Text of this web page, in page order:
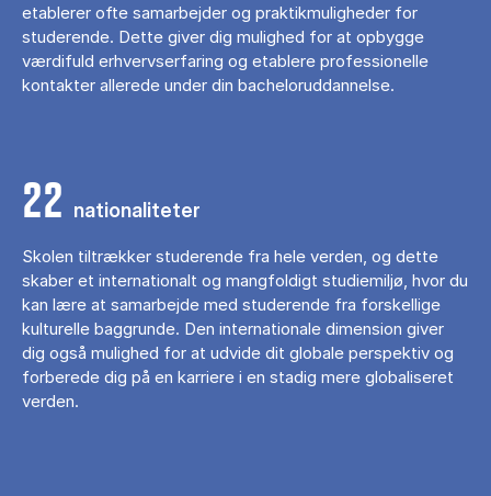
etablerer ofte samarbejder og praktikmuligheder for
studerende. Dette giver dig mulighed for at opbygge
værdifuld erhvervserfaring og etablere professionelle
kontakter allerede under din bacheloruddannelse.
22 nationaliteter
Skolen tiltrækker studerende fra hele verden, og dette
skaber et internationalt og mangfoldigt studiemiljø, hvor du
kan lære at samarbejde med studerende fra forskellige
kulturelle baggrunde. Den internationale dimension giver
dig også mulighed for at udvide dit globale perspektiv og
forberede dig på en karriere i en stadig mere globaliseret
verden.